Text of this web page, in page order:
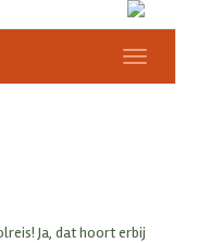
Toggle
Ja, dat hoort erbij